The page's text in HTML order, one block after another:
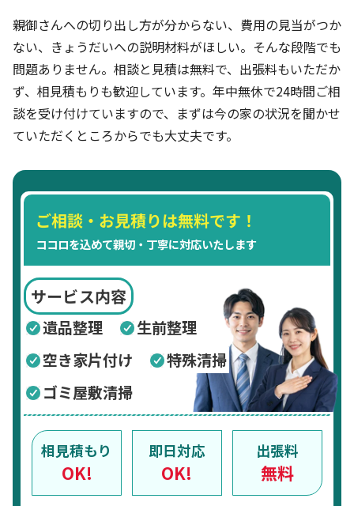
親御さんへの切り出し方が分からない、費用の見当がつか
ない、きょうだいへの説明材料がほしい。そんな段階でも
問題ありません。相談と見積は無料で、出張料もいただか
ず、相見積もりも歓迎しています。年中無休で24時間ご相
談を受け付けていますので、まずは今の家の状況を聞かせ
ていただくところからでも大丈夫です。
ご相談・お見積りは無料です！
ココロを込めて親切・丁寧に対応いたします
サービス内容
遺品整理
生前整理
空き家片付け
特殊清掃
ゴミ屋敷清掃
相見積もり
OK!
即日対応
OK!
出張料
無料